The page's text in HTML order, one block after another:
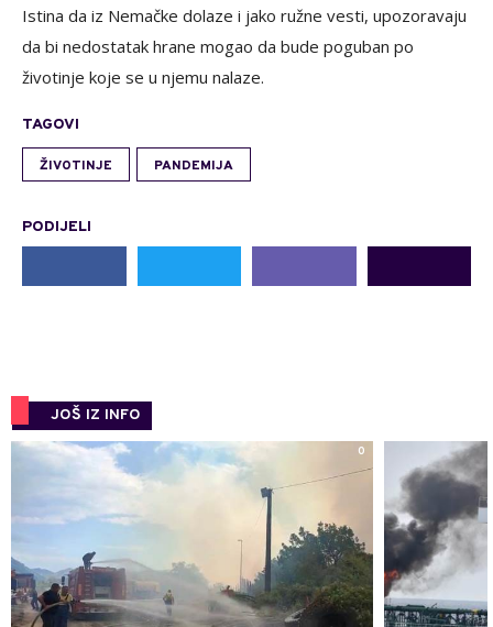
Istina da iz Nemačke dolaze i jako ružne vesti, upozoravaju
da bi nedostatak hrane mogao da bude poguban po
životinje koje se u njemu nalaze.
TAGOVI
ŽIVOTINJE PANDEMIJA
PODIJELI
JOŠ IZ INFO
0